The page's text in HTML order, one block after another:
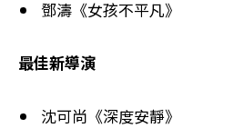
鄧濤《女孩不平凡》
最佳新導演
沈可尚《深度安靜》